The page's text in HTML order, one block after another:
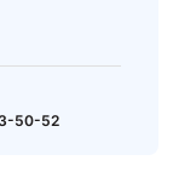
50-52